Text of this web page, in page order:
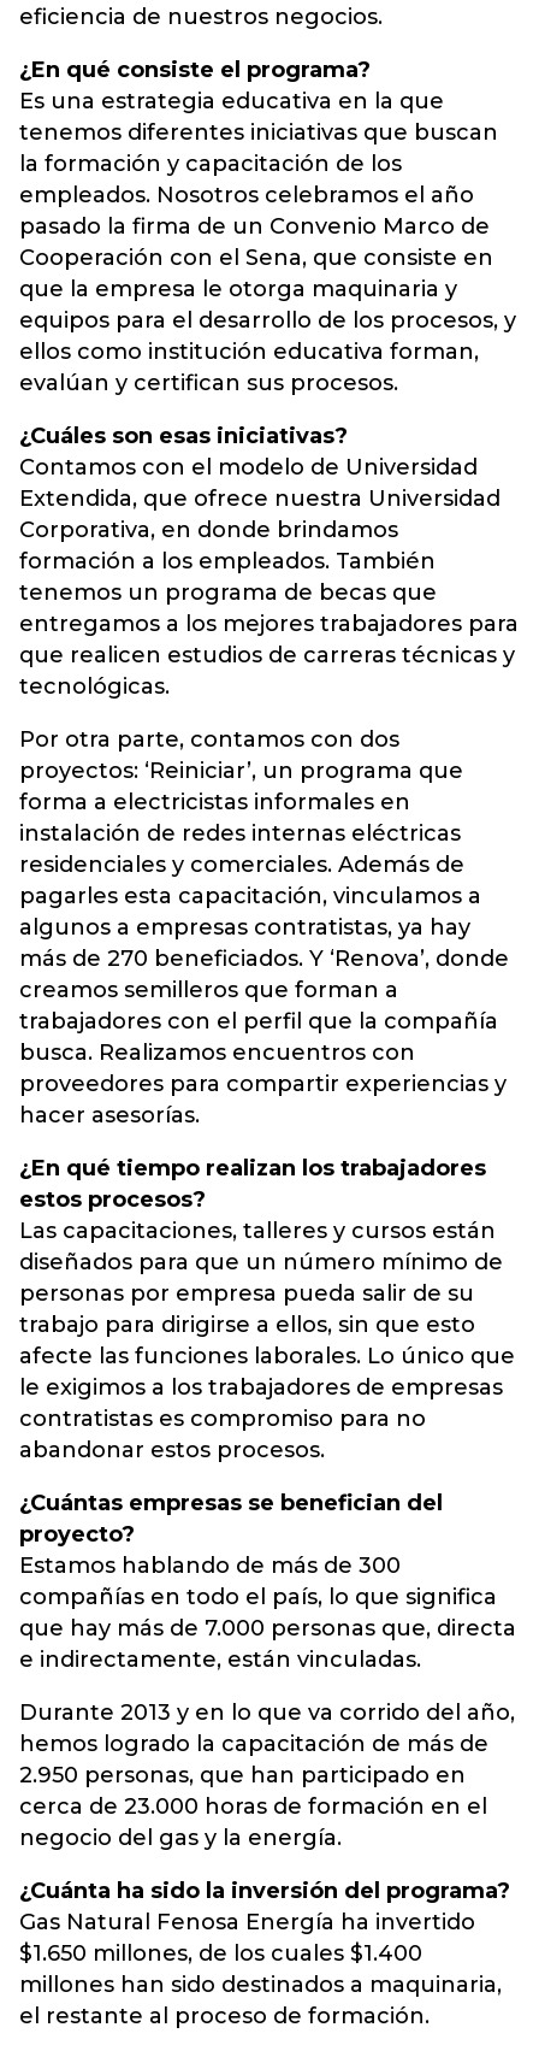
eficiencia de nuestros negocios.
¿En qué consiste el programa?
Es una estrategia educativa en la que
tenemos diferentes iniciativas que buscan
la formación y capacitación de los
empleados. Nosotros celebramos el año
pasado la firma de un Convenio Marco de
Cooperación con el Sena, que consiste en
que la empresa le otorga maquinaria y
equipos para el desarrollo de los procesos, y
ellos como institución educativa forman,
evalúan y certifican sus procesos.
¿Cuáles son esas iniciativas?
Contamos con el modelo de Universidad
Extendida, que ofrece nuestra Universidad
Corporativa, en donde brindamos
formación a los empleados. También
tenemos un programa de becas que
entregamos a los mejores trabajadores para
que realicen estudios de carreras técnicas y
tecnológicas.
Por otra parte, contamos con dos
proyectos: ‘Reiniciar’, un programa que
forma a electricistas informales en
instalación de redes internas eléctricas
residenciales y comerciales. Además de
pagarles esta capacitación, vinculamos a
algunos a empresas contratistas, ya hay
más de 270 beneficiados. Y ‘Renova’, donde
creamos semilleros que forman a
trabajadores con el perfil que la compañía
busca. Realizamos encuentros con
proveedores para compartir experiencias y
hacer asesorías.
¿En qué tiempo realizan los trabajadores
estos procesos?
Las capacitaciones, talleres y cursos están
diseñados para que un número mínimo de
personas por empresa pueda salir de su
trabajo para dirigirse a ellos, sin que esto
afecte las funciones laborales. Lo único que
le exigimos a los trabajadores de empresas
contratistas es compromiso para no
abandonar estos procesos.
¿Cuántas empresas se benefician del
proyecto?
Estamos hablando de más de 300
compañías en todo el país, lo que significa
que hay más de 7.000 personas que, directa
e indirectamente, están vinculadas.
Durante 2013 y en lo que va corrido del año,
hemos logrado la capacitación de más de
2.950 personas, que han participado en
cerca de 23.000 horas de formación en el
negocio del gas y la energía.
¿Cuánta ha sido la inversión del programa?
Gas Natural Fenosa Energía ha invertido
$1.650 millones, de los cuales $1.400
millones han sido destinados a maquinaria,
el restante al proceso de formación.